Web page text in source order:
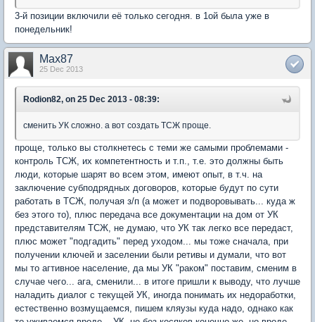
3-й позиции включили её только сегодня. в 1ой была уже в
понедельник!
Max87
25 Dec 2013
Rodion82, on 25 Dec 2013 - 08:39:
сменить УК сложно. а вот создать ТСЖ проще.
проще, только вы столкнетесь с теми же самыми проблемами -
контроль ТСЖ, их компетентность и т.п., т.е. это должны быть
люди, которые шарят во всем этом, имеют опыт, в т.ч. на
заключение субподрядных договоров, которые будут по сути
работать в ТСЖ, получая з/п (а может и подворовывать... куда ж
без этого то), плюс передача все документации на дом от УК
представителям ТСЖ, не думаю, что УК так легко все передаст,
плюс может "подгадить" перед уходом... мы тоже сначала, при
получении ключей и заселении были ретивы и думали, что вот
мы то агтивное население, да мы УК "раком" поставим, сменим в
случае чего... ага, сменили... в итоге пришли к выводу, что лучше
наладить диалог с текущей УК, иногда понимать их недоработки,
естественно возмущаемся, пишем кляузы куда надо, однако как